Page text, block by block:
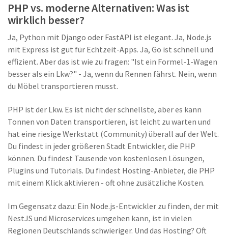
PHP vs. moderne Alternativen: Was ist
wirklich besser?
Ja, Python mit Django oder FastAPI ist elegant. Ja, Node.js
mit Express ist gut für Echtzeit-Apps. Ja, Go ist schnell und
effizient. Aber das ist wie zu fragen: "Ist ein Formel-1-Wagen
besser als ein Lkw?" - Ja, wenn du Rennen fährst. Nein, wenn
du Möbel transportieren musst.
PHP ist der Lkw. Es ist nicht der schnellste, aber es kann
Tonnen von Daten transportieren, ist leicht zu warten und
hat eine riesige Werkstatt (Community) überall auf der Welt.
Du findest in jeder größeren Stadt Entwickler, die PHP
können. Du findest Tausende von kostenlosen Lösungen,
Plugins und Tutorials. Du findest Hosting-Anbieter, die PHP
mit einem Klick aktivieren - oft ohne zusätzliche Kosten.
Im Gegensatz dazu: Ein Node.js-Entwickler zu finden, der mit
NestJS und Microservices umgehen kann, ist in vielen
Regionen Deutschlands schwieriger. Und das Hosting? Oft